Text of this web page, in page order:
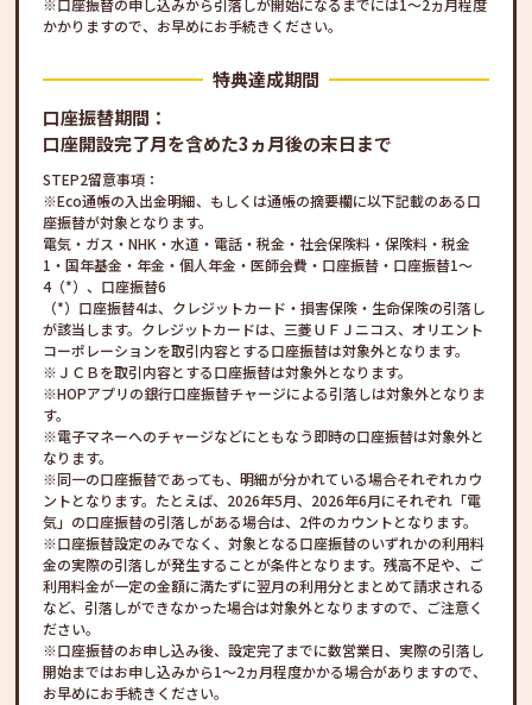
※口座振替の申し込みから引落しが開始になるまでには1～2ヵ月程度
かかりますので、お早めにお手続きください。
特典達成期間
口座振替期間：
口座開設完了月を含めた3ヵ月後の末日まで
STEP2留意事項：
Eco通帳の入出金明細、もしくは通帳の摘要欄に以下記載のある口
座振替が対象となります。
電気・ガス・NHK・水道・電話・税金・社会保険料・保険料・税金
1・国年基金・年金・個人年金・医師会費・口座振替・口座振替1～
4（*）、口座振替6
（*）口座振替4は、クレジットカード・損害保険・生命保険の引落し
が該当します。クレジットカードは、三菱ＵＦＪニコス、オリエント
コーポレーションを取引内容とする口座振替は対象外となります。
ＪＣＢを取引内容とする口座振替は対象外となります。
HOPアプリの銀行口座振替チャージによる引落しは対象外となりま
す。
電子マネーへのチャージなどにともなう即時の口座振替は対象外と
なります。
同一の口座振替であっても、明細が分かれている場合それぞれカウ
ントとなります。たとえば、2026年5月、2026年6月にそれぞれ「電
気」の口座振替の引落しがある場合は、2件のカウントとなります。
口座振替設定のみでなく、対象となる口座振替のいずれかの利用料
金の実際の引落しが発生することが条件となります。残高不足や、ご
利用料金が一定の金額に満たずに翌月の利用分とまとめて請求される
など、引落しができなかった場合は対象外となりますので、ご注意く
ださい。
口座振替のお申し込み後、設定完了までに数営業日、実際の引落し
開始まではお申し込みから1～2ヵ月程度かかる場合がありますので、
お早めにお手続きください。